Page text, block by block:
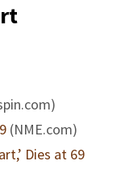
(NME.com)
Dies at 69